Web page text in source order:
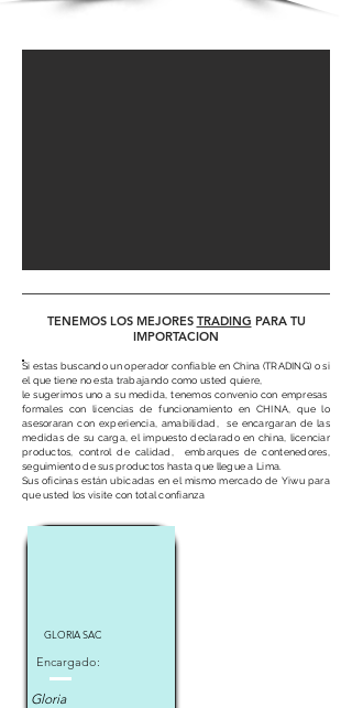
TENEMOS LOS MEJORES TRADING PARA TU
IMPORTACION
Si estas buscando un operador confiable en China (TRADING) o si
el que tiene no esta trabajando como usted quiere,
le sugerimos uno a su medida, tenemos convenio con empresas
formales con licencias de funcionamiento en CHINA, que lo
asesoraran con experiencia, amabilidad, se encargaran de las
medidas de su carga, el impuesto declarado en china, licenciar
productos, control de calidad, embarques de contenedores,
seguimiento de sus productos hasta que llegue a Lima.
Sus oficinas están ubicadas en el mismo mercado de Yiwu para
que usted los visite con total confianza
GLORIA SAC
Encargado:
Gloria